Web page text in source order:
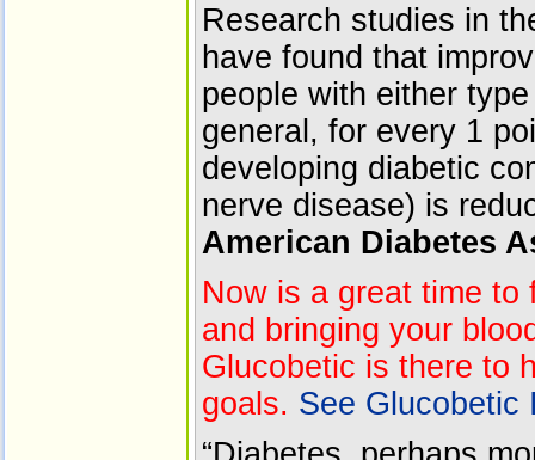
Research studies in
have found that
people with either
general, for every 1
developing diabetic
nerve disease) is
American Diabetes
Now is a great time
and bringing your
Glucobetic is there to
goals. See Glucobetic